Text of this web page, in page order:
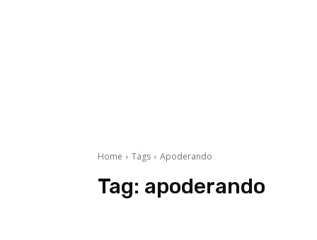
Home Tags Apoderando
Tag: apoderando